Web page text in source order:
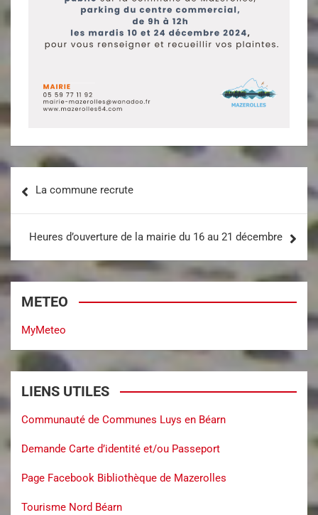
La commune recrute
Heures d’ouverture de la mairie du 16 au 21 décembre
METEO
MyMeteo
LIENS UTILES
Communauté de Communes Luys en Béarn
Demande Carte d’identité et/ou Passeport
Page Facebook Bibliothèque de Mazerolles
Tourisme Nord Béarn